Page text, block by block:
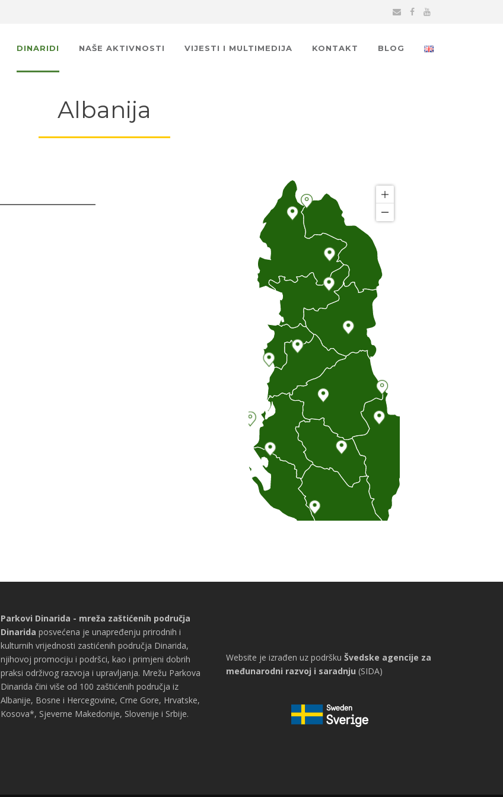
DINARIDI NAŠE AKTIVNOSTI VIJESTI I MULTIMEDIJA KONTAKT BLOG
Albanija
Parkovi Dinarida - mreža zaštićenih područja
Dinarida posvećena je unapređenju prirodnih i
kulturnih vrijednosti zastićenih područja Dinarida,
njihovoj promociju i podršci, kao i primjeni dobrih
praksi održivog razvoja i upravljanja. Mrežu Parkova
Dinarida čini više od 100 zaštićenih područja iz
Albanije, Bosne i Hercegovine, Crne Gore, Hrvatske,
Kosova*, Sjeverne Makedonije, Slovenije i Srbije.
Website je izrađen uz podršku Švedske agencije za
međunarodni razvoj i saradnju (SIDA)